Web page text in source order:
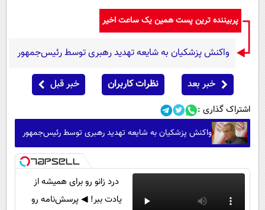
پربیننده ترین پست همین یک ساعت اخیر
واکنش پزشکیان به شایعه تهدید رهبری توسط رئیس‌جمهور
خبر بعد نظرات کاربران خبر قبل
اشتراک گذاری :
واکنش پزشکیان به شایعه تهدید رهبری توسط رئیس‌جمهور
درد زانو رو برای همیشه از
یادت ببر! ◀ پرسش‌نامه رو